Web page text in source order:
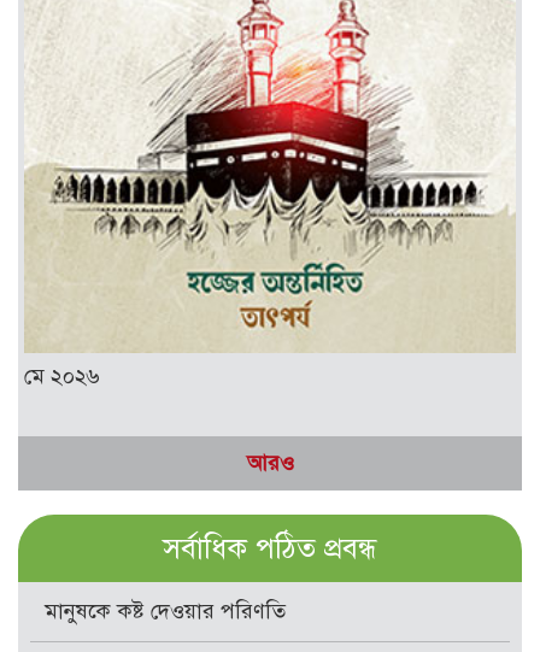
মে ২০২৬
আরও
সর্বাধিক পঠিত প্রবন্ধ
মানুষকে কষ্ট দেওয়ার পরিণতি